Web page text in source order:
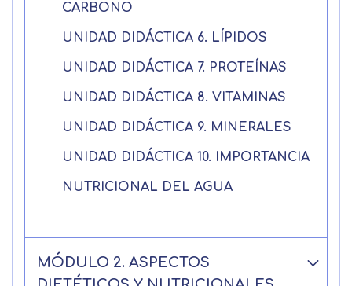
CARBONO
UNIDAD DIDÁCTICA 6. LÍPIDOS
UNIDAD DIDÁCTICA 7. PROTEÍNAS
UNIDAD DIDÁCTICA 8. VITAMINAS
UNIDAD DIDÁCTICA 9. MINERALES
UNIDAD DIDÁCTICA 10. IMPORTANCIA
NUTRICIONAL DEL AGUA
MÓDULO 2. ASPECTOS